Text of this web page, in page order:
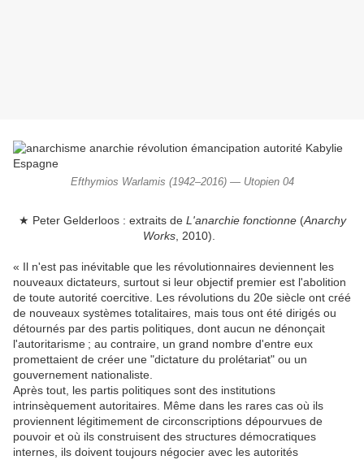
Efthymios Warlamis (1942–2016) — Utopien 04
★ Peter Gelderloos : extraits de L'anarchie fonctionne(Anarchy
Works, 2010).
« Il n'est pas inévitable que les révolutionnaires deviennent les
nouveaux dictateurs, surtout si leur objectif premier est l'abolition
de toute autorité coercitive. Les révolutions du 20e siècle ont créé
de nouveaux systèmes totalitaires, mais tous ont été dirigés ou
détournés par des partis politiques, dont aucun ne dénonçait
l'autoritarisme ; au contraire, un grand nombre d'entre eux
promettaient de créer une "dictature du prolétariat" ou un
gouvernement nationaliste.
Après tout, les partis politiques sont des institutions
intrinsèquement autoritaires. Même dans les rares cas où ils
proviennent légitimement de circonscriptions dépourvues de
pouvoir et où ils construisent des structures démocratiques
internes, ils doivent toujours négocier avec les autorités